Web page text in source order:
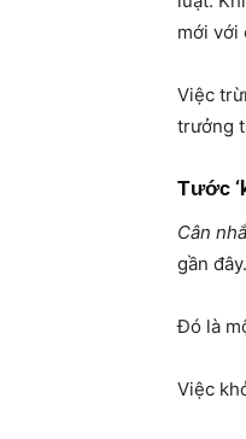
mới với
Việc
trưởng
Tước
Cân
gần
Đó là
Việc